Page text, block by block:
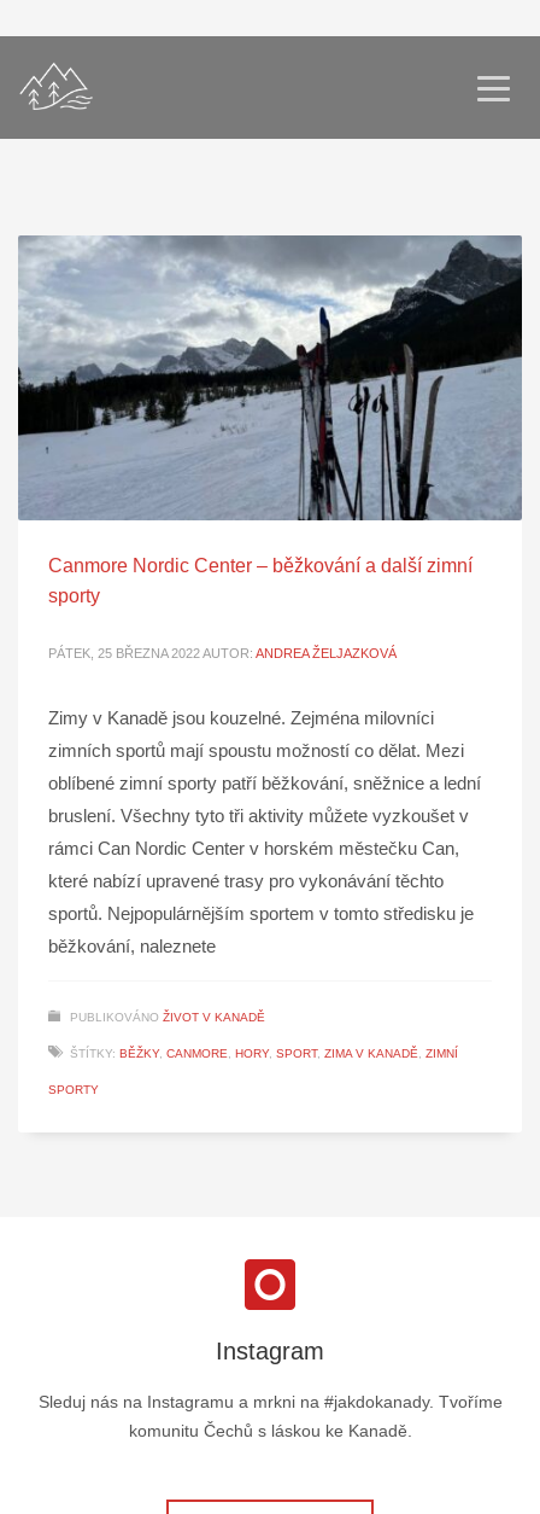
Canmore Nordic Center – běžkování a další zimní
sporty
PÁTEK, 25 BŘEZNA 2022AUTOR: ANDREA ŽELJAZKOVÁ
Zimy v Kanadě jsou kouzelné. Zejména milovníci
zimních sportů mají spoustu možností co dělat. Mezi
oblíbené zimní sporty patří běžkování, sněžnice a lední
bruslení. Všechny tyto tři aktivity můžete vyzkoušet v
rámci Can Nordic Center v horském městečku Can,
které nabízí upravené trasy pro vykonávání těchto
sportů. Nejpopulárnějším sportem v tomto středisku je
běžkování, naleznete
PUBLIKOVÁNO ŽIVOT V KANADĚ
ŠTÍTKY: BĚŽKY, CANMORE, HORY, SPORT, ZIMA V KANADĚ, ZIMNÍ
SPORTY
Instagram
Sleduj nás na Instagramu a mrkni na #jakdokanady. Tvoříme
komunitu Čechů s láskou ke Kanadě.